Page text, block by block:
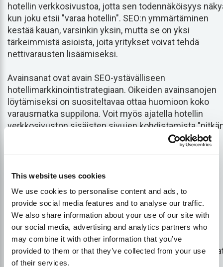
This website uses cookies
We use cookies to personalise content and ads, to
provide social media features and to analyse our traffic.
We also share information about your use of our site with
our social media, advertising and analytics partners who
may combine it with other information that you’ve
provided to them or that they’ve collected from your use
of their services.
hotellin verkkosivustoa, jotta sen todennäköisyys
kun joku etsii "varaa hotellin". SEO:n ymmärtäminen
kestää kauan, varsinkin yksin, mutta se on yksi
tärkeimmistä asioista, joita yritykset voivat tehdä
nettivarausten lisäämiseksi.
Avainsanat ovat avain SEO-ystävälliseen
hotellimarkkinointistrategiaan. Oikeiden avainsanojen
löytämiseksi on suositeltavaa ottaa huomioon koko
varausmatka suppilona. Voit myös ajatella hotellin
verkkosivuston sisäisten sivujen kohdistamista
markkinoinnin tukemiseksi
tarvitset loistavan
verkkosivuston.
Kannattaa myös muistaa, että monet internet-
vierailevat hotellin sivustolla saadakseen lisätietoja tai